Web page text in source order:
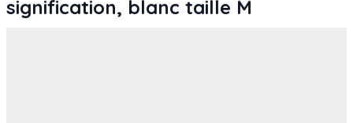
signification, blanc taille M